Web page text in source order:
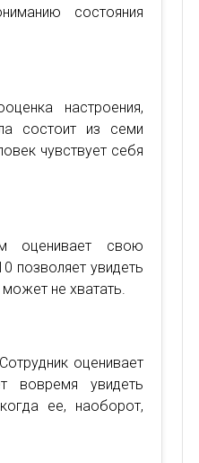
состояния
настроения,
состоит из семи
чувствует себя
оценивает свою
позволяет увидеть
не хватать.
оценивает
вовремя увидеть
ее, наоборот,